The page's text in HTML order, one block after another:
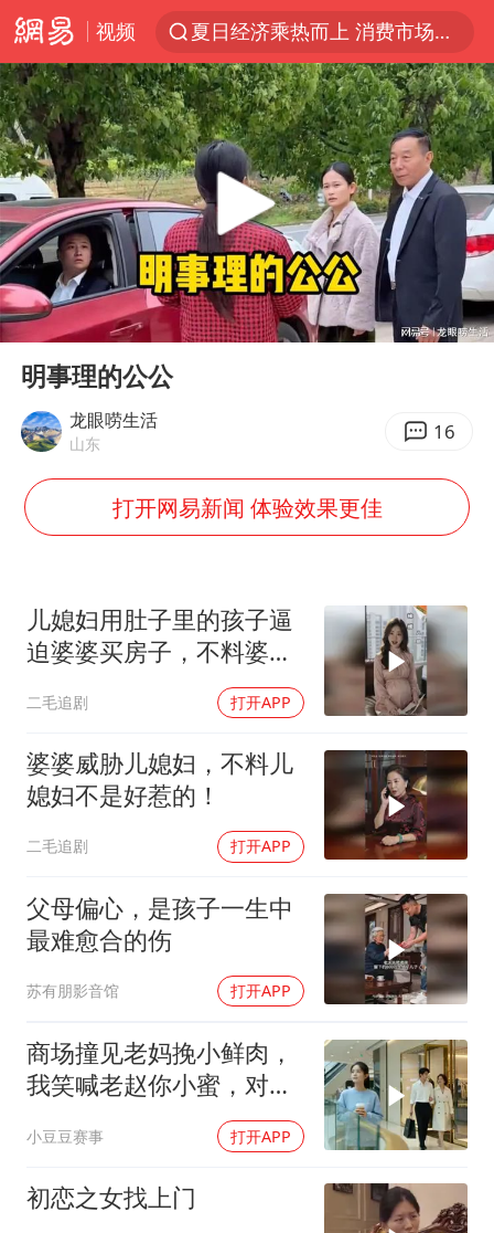
视频
夏日经济乘热而上 消费市场向新而行
于东来回应胖东来近25年老店年底关闭
白海豚对华东华北影响会大于巴威
浙江省甬江发生2026年第1号洪水
刘嘉玲晒与周星驰合照
香港刷新1884年以来最高气温纪录
央视新主播李秋莹母校发文祝贺
以军士兵把枪口对准中国记者
暑期研学游升温 在旅途中增长知识
BLG经理辟谣Bin离队
曹颖儿子首次演长剧
“开学三件套”全线暴涨
总书记点赞的非遗苗绣焕发新生机
Play
00:00 07:45
明事理的公公
龙眼唠生活
山东 16
打开网易新闻 体验效果更佳
儿媳妇用肚子里的孩子逼
迫婆婆买房子，不料婆婆
二毛追剧 打开APP
婆婆威胁儿媳妇，不料儿
媳妇不是好惹的！
二毛追剧 打开APP
父母偏心，是孩子一生中
最难愈合的伤
苏有朋影音馆 打开APP
商场撞见老妈挽小鲜肉，
我笑喊老赵你小蜜，对方
小豆豆赛事 打开APP
初恋之女找上门